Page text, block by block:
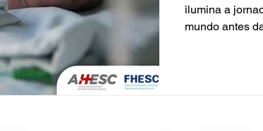
ilumina a
mundo antes